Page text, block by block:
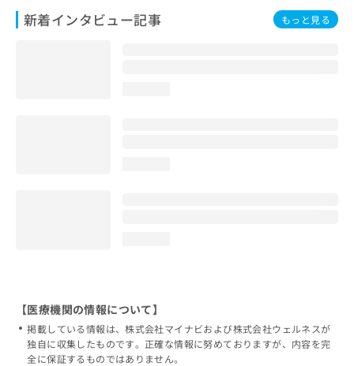
新着インタビュー記事 もっと見る
【医療機関の情報について】
掲載している情報は、株式会社マイナビおよび株式会社ウェルネスが
独自に収集したものです。正確な情報に努めておりますが、内容を完
全に保証するものではありません。